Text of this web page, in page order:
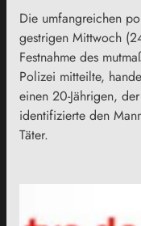
Die umfangreichen
gestrigen Mittwoch
Festnahme des
Polizei mitteilte,
einen 20-Jährigen,
identifizierte den
Täter.